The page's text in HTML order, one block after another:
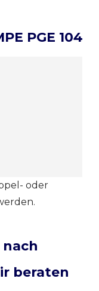
PGE 104
oder
nach
beraten